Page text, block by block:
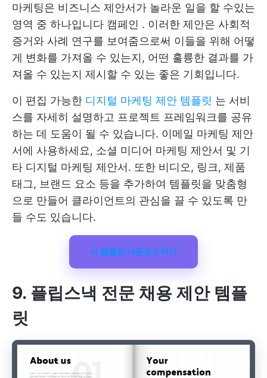
마케팅은 비즈니스 제안서가 놀라운 일을 할 수있는
영역 중 하나입니다 캠페인 . 이러한 제안은 사회적
증거와 사례 연구를 보여줌으로써 이들을 위해 어떻
게 변화를 가져올 수 있는지, 어떤 훌륭한 결과를 가
져올 수 있는지 제시할 수 있는 좋은 기회입니다.
이 편집 가능한 디지털 마케팅 제안 템플릿 는 서비
스를 자세히 설명하고 프로젝트 프레임워크를 공유
하는 데 도움이 될 수 있습니다. 이메일 마케팅 제안
서에 사용하세요, 소셜 미디어 마케팅 제안서 및 기
타 디지털 마케팅 제안서. 또한 비디오, 링크, 제품
태그, 브랜드 요소 등을 추가하여 템플릿을 맞춤형
으로 만들어 클라이언트의 관심을 끌 수 있도록 만
들 수도 있습니다.
이 템플릿 다운로드하기
9. 플립스낵 전문 채용 제안 템플
릿